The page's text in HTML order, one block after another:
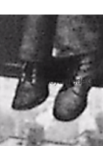
Loyal Trade